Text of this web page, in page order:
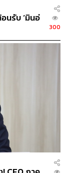
Vietnam
นรับ ‘มินอ่
300